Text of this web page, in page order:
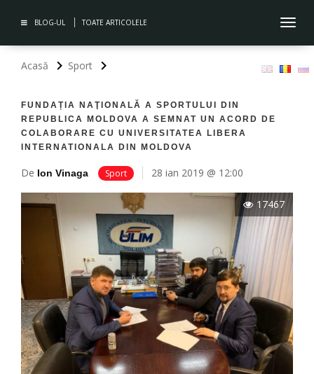
BLOG-UL TOATE ARTICOLELE
Acasă Sport
FUNDAȚIA NAŢIONALĂ A SPORTULUI DIN
REPUBLICA MOLDOVA A SEMNAT UN ACORD DE
COLABORARE CU UNIVERSITATEA LIBERA
INTERNATIONALA DIN MOLDOVA
De Ion Vinaga Sport 28 ian 2019 @ 12:00
17467